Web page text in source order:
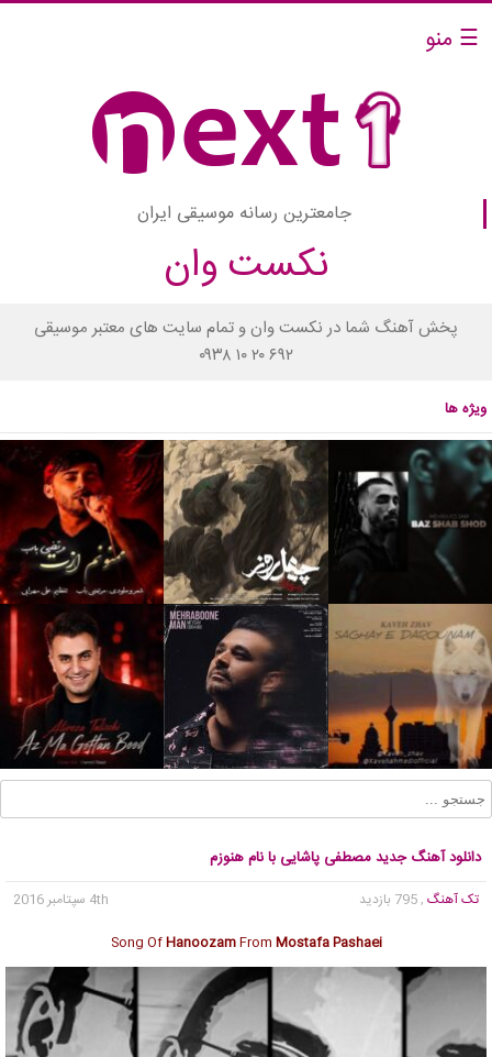
☰ منو
جامعترین رسانه موسیقی ایران
نکست وان
پخش آهنگ شما در نکست وان و تمام سایت های معتبر موسیقی
۰۹۳۸ ۱۰ ۲۰ ۶۹۲
ویژه ها
دانلود آهنگ جدید مصطفی پاشایی با نام هنوزم
تک آهنگ , 795 بازدید
4th سپتامبر 2016
Song OfHanoozamFrom Mostafa Pashaei